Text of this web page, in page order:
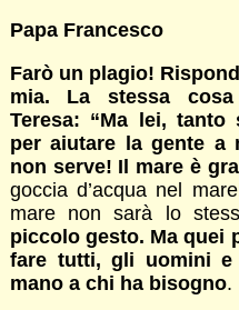
Papa Francesco
Farò un plagio!
mia. La stessa
Teresa: “Ma lei,
per aiutare la gente a
non serve! Il mare è
goccia d’acqua nel
mare non sarà lo
piccolo gesto. Ma quei
fare tutti, gli uomini e
mano a chi ha bisogno.